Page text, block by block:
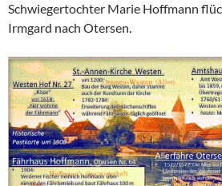
Schwiegertochter Marie Hoffmann
Irmgard nach Otersen.